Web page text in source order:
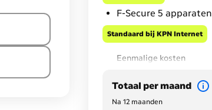
F-Secure 5 apparaten
Standaard bij KPN Internet
Eenmalige kosten
Totaal per maand
Na 12 maanden